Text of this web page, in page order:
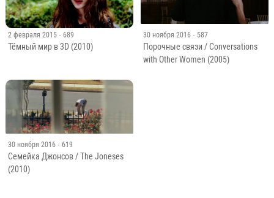
2 февраля 2015 · 689
Тёмный мир в 3D (2010)
30 ноября 2016 · 587
Порочные связи / Conversations
with Other Women (2005)
30 ноября 2016 · 619
Семейка Джонсов / The Joneses
(2010)